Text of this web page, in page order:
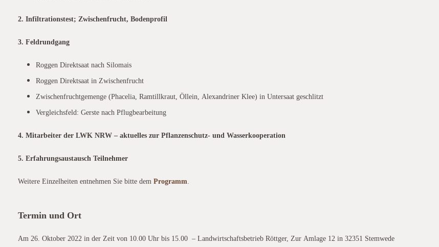
2. Infiltrationstest; Zwischenfrucht, Bodenprofil
3. Feldrundgang
Roggen Direktsaat nach Silomais
Roggen Direktsaat in Zwischenfrucht
Zwischenfruchtgemenge (Phacelia, Ramtillkraut, Öllein, Alexandriner Klee) in Untersaat geschlitzt
Vergleichsfeld: Gerste nach Pflugbearbeitung
4. Mitarbeiter der LWK NRW – aktuelles zur Pflanzenschutz- und Wasserkooperation
5. Erfahrungsaustausch Teilnehmer
Weitere Einzelheiten entnehmen Sie bitte dem Programm.
Termin und Ort
Am 26. Oktober 2022 in der Zeit von 10.00 Uhr bis 15.00 – Landwirtschaftsbetrieb Röttger, Zur Amlage 12 in 32351 Stemwede